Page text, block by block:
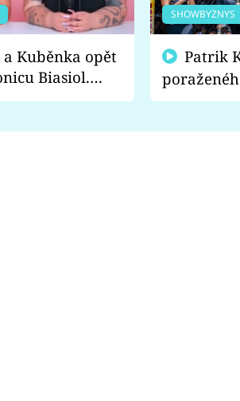
a Kuběnka opět
Biasiol.
falešná a
SHOWBYZNYS
fanoušci